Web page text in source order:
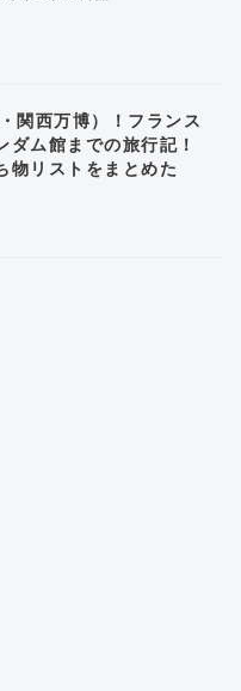
関西万博）！フランス
ダム館までの旅行記！
物リストをまとめた